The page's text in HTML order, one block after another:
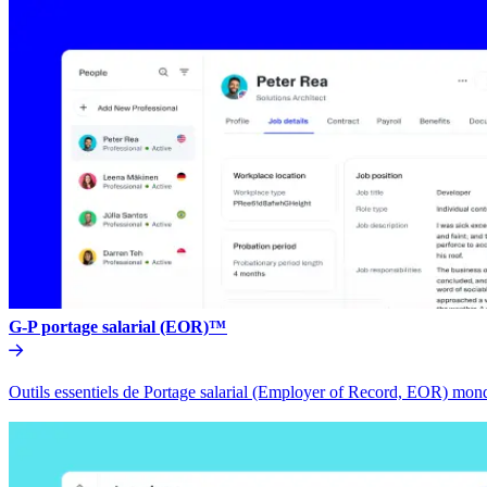
G-P portage salarial (EOR)™​​
Outils essentiels de Portage salarial (Employer of Record, EOR)